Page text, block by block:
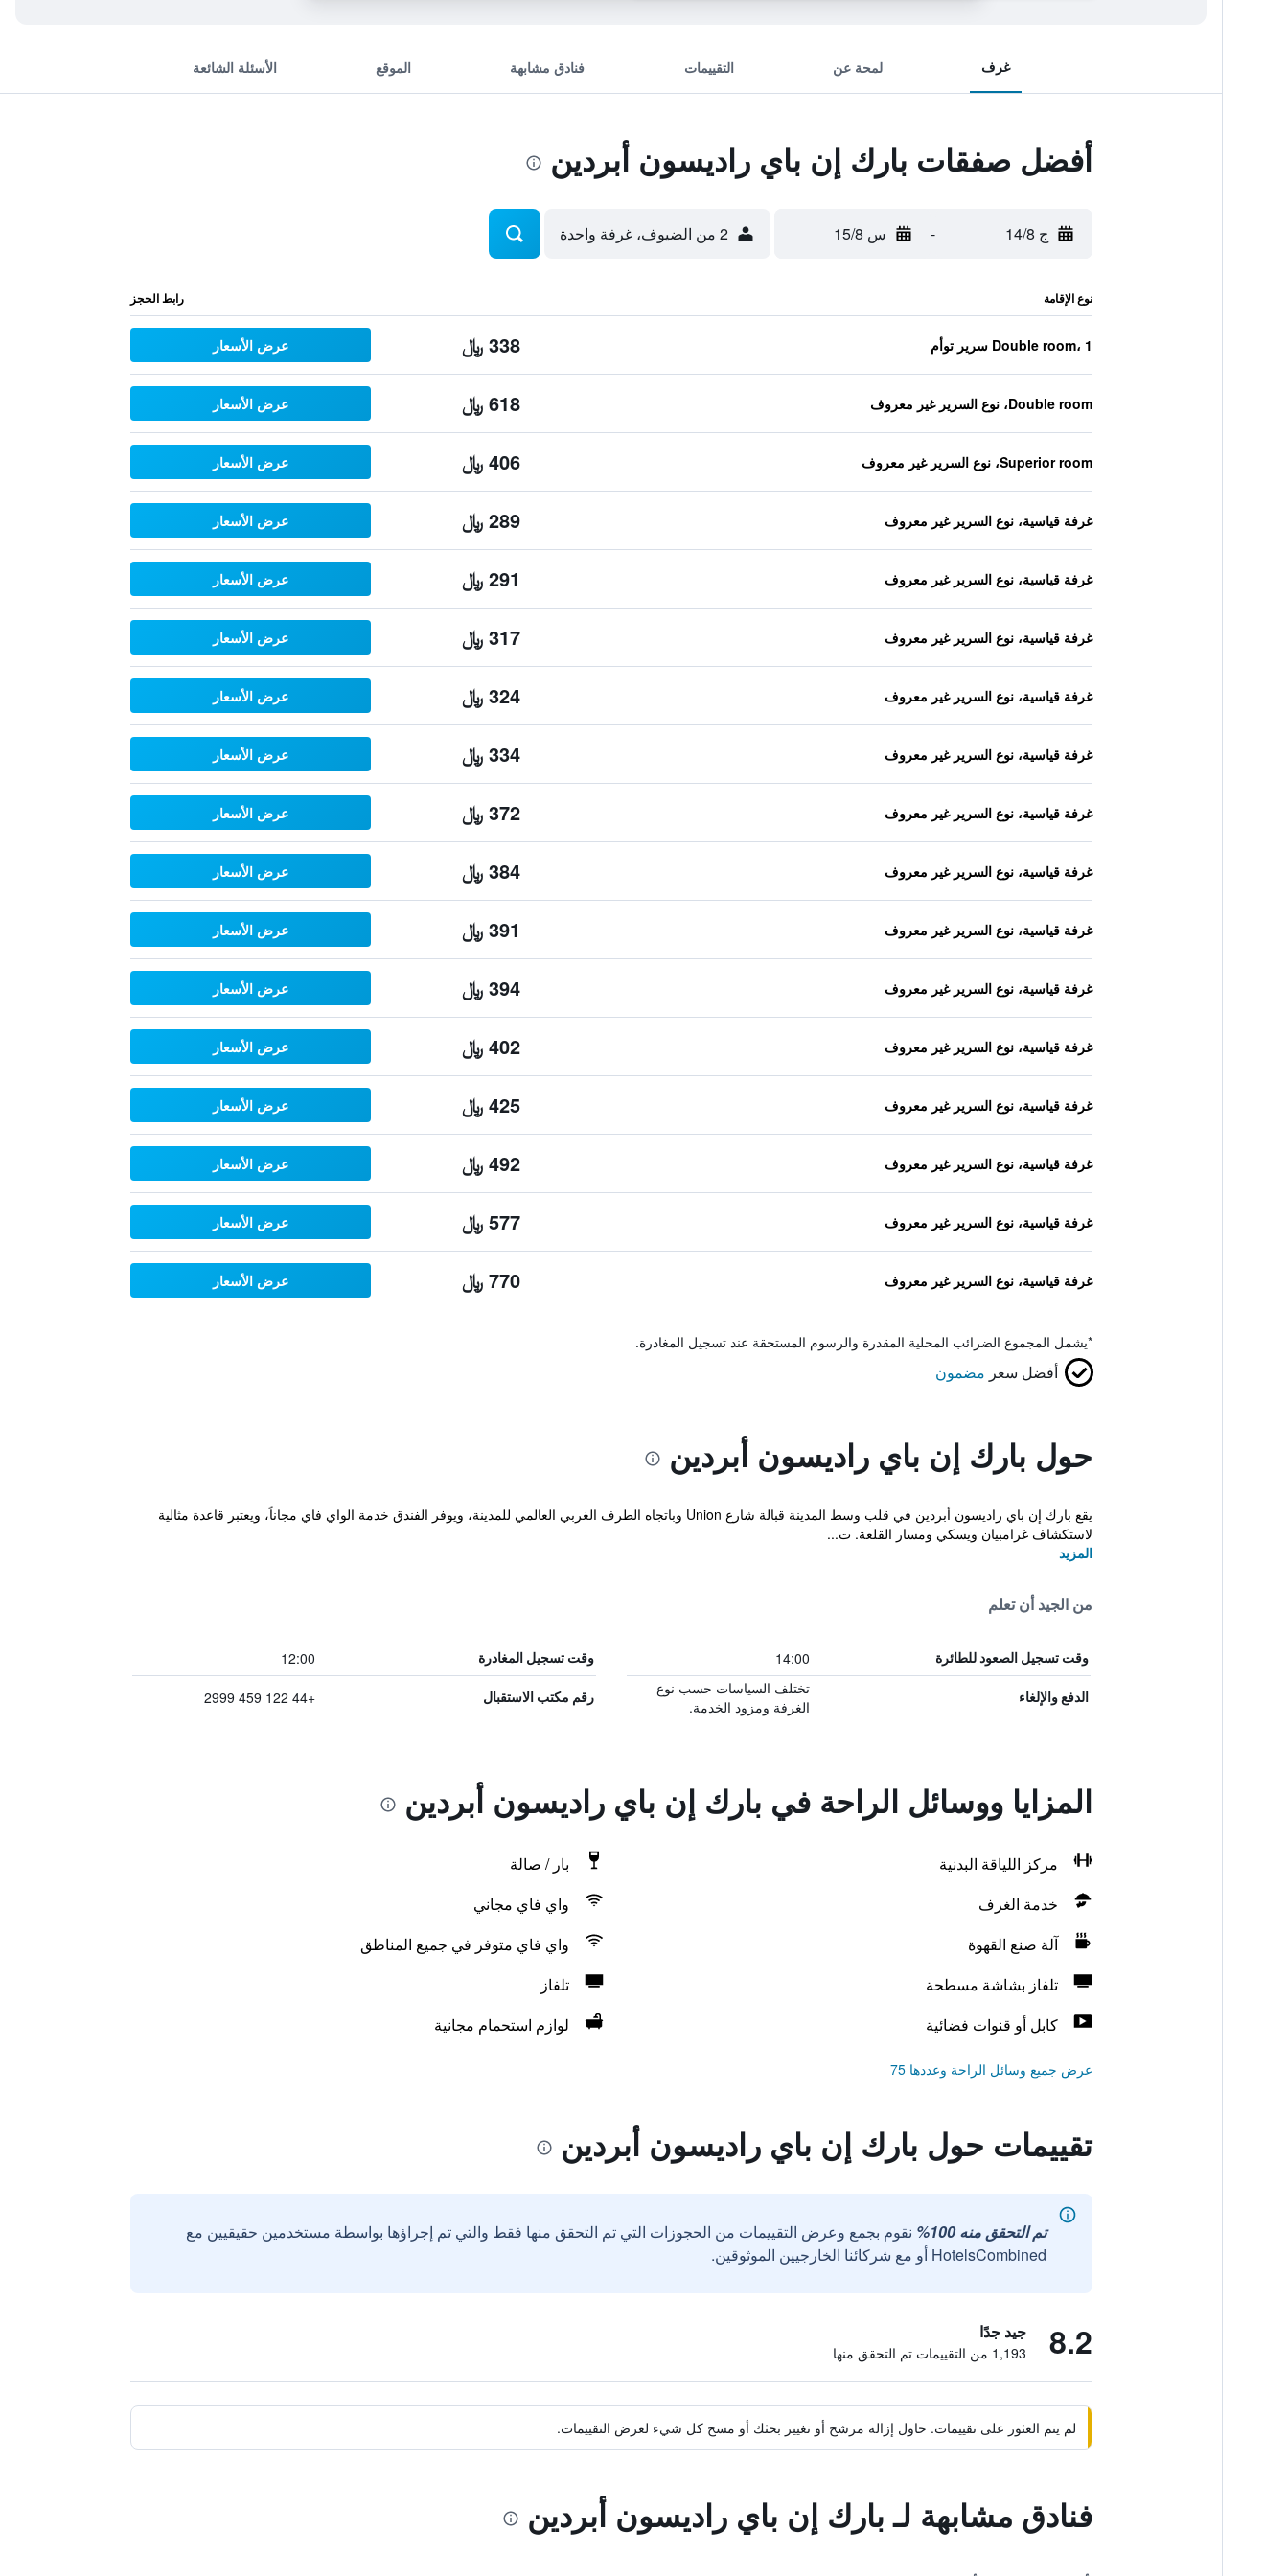
غرف لمحة عن التقييمات فنادق مشابهة الموقع الأسئلة الشائعة
أفضل صفقات بارك إن باي راديسون أبردين
ج 14/8 - س 15/8 2 من الضيوف، غرفة واحدة
نوع الإقامة رابط الحجز
Double room، 1 سرير توأم 338 ﷼ عرض الأسعار
Double room، نوع السرير غير معروف 618 ﷼ عرض الأسعار
Superior room، نوع السرير غير معروف 406 ﷼ عرض الأسعار
غرفة قياسية، نوع السرير غير معروف 289 ﷼ عرض الأسعار
غرفة قياسية، نوع السرير غير معروف 291 ﷼ عرض الأسعار
غرفة قياسية، نوع السرير غير معروف 317 ﷼ عرض الأسعار
غرفة قياسية، نوع السرير غير معروف 324 ﷼ عرض الأسعار
غرفة قياسية، نوع السرير غير معروف 334 ﷼ عرض الأسعار
غرفة قياسية، نوع السرير غير معروف 372 ﷼ عرض الأسعار
غرفة قياسية، نوع السرير غير معروف 384 ﷼ عرض الأسعار
غرفة قياسية، نوع السرير غير معروف 391 ﷼ عرض الأسعار
غرفة قياسية، نوع السرير غير معروف 394 ﷼ عرض الأسعار
غرفة قياسية، نوع السرير غير معروف 402 ﷼ عرض الأسعار
غرفة قياسية، نوع السرير غير معروف 425 ﷼ عرض الأسعار
غرفة قياسية، نوع السرير غير معروف 492 ﷼ عرض الأسعار
غرفة قياسية، نوع السرير غير معروف 577 ﷼ عرض الأسعار
غرفة قياسية، نوع السرير غير معروف 770 ﷼ عرض الأسعار
*يشمل المجموع الضرائب المحلية المقدرة والرسوم المستحقة عند تسجيل المغادرة.
أفضل سعر مضمون
حول بارك إن باي راديسون أبردين
يقع بارك إن باي راديسون أبردين في قلب وسط المدينة قبالة شارع Union وباتجاه الطرف الغربي العالمي للمدينة، ويوفر الفندق خدمة الواي فاي مجاناً، ويعتبر قاعدة مثالية
لاستكشاف غرامبيان ويسكي ومسار القلعة. ت...
المزيد
من الجيد أن تعلم
وقت تسجيل الصعود للطائرة 14:00 وقت تسجيل المغادرة 12:00
الدفع والإلغاء
تختلف السياسات حسب نوع
الغرفة ومزود الخدمة.
رقم مكتب الاستقبال +44 122 459 2999
المزايا ووسائل الراحة في بارك إن باي راديسون أبردين
مركز اللياقة البدنية
بار / صالة
خدمة الغرف
واي فاي مجاني
آلة صنع القهوة
واي فاي متوفر في جميع المناطق
تلفاز بشاشة مسطحة
تلفاز
كابل أو قنوات فضائية
لوازم استحمام مجانية
عرض جميع وسائل الراحة وعددها 75
تقييمات حول بارك إن باي راديسون أبردين
تم التحقق منه 100%
نقوم بجمع وعرض التقييمات من الحجوزات التي تم التحقق منها فقط والتي تم إجراؤها بواسطة مستخدمين حقيقيين مع
HotelsCombined أو مع شركائنا الخارجيين الموثوقين.
8.2 جيد جدًا
1,193 من التقييمات تم التحقق منها
لم يتم العثور على تقييمات. حاول إزالة مرشح أو تغيير بحثك أو مسح كل شيء لعرض التقييمات.
فنادق مشابهة لـ بارك إن باي راديسون أبردين